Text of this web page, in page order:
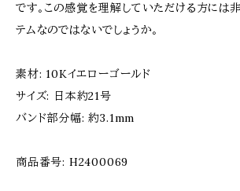
です。この感覚を理解していただける方には
テムなのではないでしょうか。
素材: 10Kイエローゴールド
サイズ: 日本約21号
バンド部分幅: 約3.1mm
商品番号: H2400069